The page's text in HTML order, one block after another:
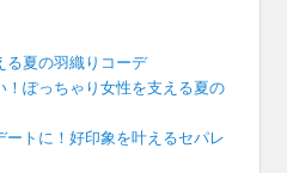
る夏の羽織りコーデ
！ぽっちゃり女性を支える夏の
トに！好印象を叶えるセパレ